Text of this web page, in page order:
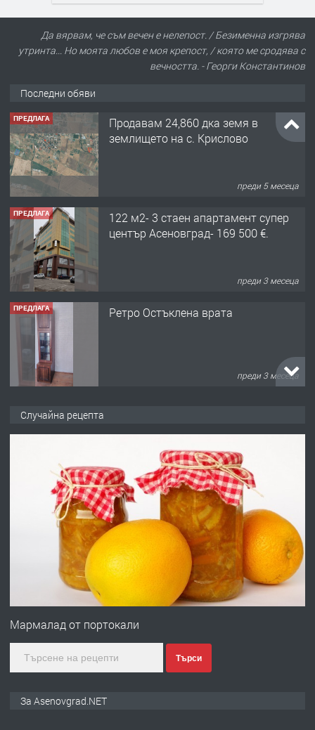
Да вярвам, че съм вечен е нелепост. / Безименна изгрява
утринта... Но моята любов е моя крепост, / която ме сродява с
вечността. - Георги Константинов
Последни обяви
ПРЕДЛАГА
Продавам 24,860 дка земя в
землището на с. Крислово
преди 5 месеца
ПРЕДЛАГА
122 м2- 3 стаен апартамент супер
център Асеновград- 169 500 €.
преди 3 месеца
ПРЕДЛАГА Ретро Остъклена врата
преди 3 месеца
преди 10 месеца
Професионална броячна машина -
със сертификат от ЕЦБ
преди 1 година
Професионална зеленчукорезачка
Случайна рецепта
Мармалад от портокали
Търси
За Asenovgrad.NET